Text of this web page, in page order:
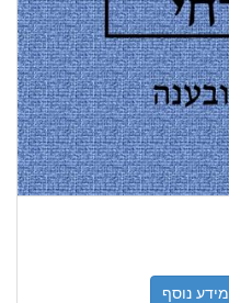
מידע נוסף